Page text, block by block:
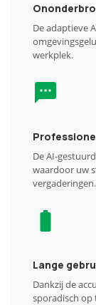
De adaptieve
werkplek.
De AI-
waardoor uw
vergaderingen.
Lange
Dankzij de
sporadisch op